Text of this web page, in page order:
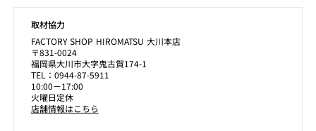
取材協力
FACTORY SHOP HIROMATSU 大川本店
〒831-0024
福岡県大川市大字鬼古賀174-1
TEL：0944-87-5911
10:00－17:00
火曜日定休
店舗情報はこちら